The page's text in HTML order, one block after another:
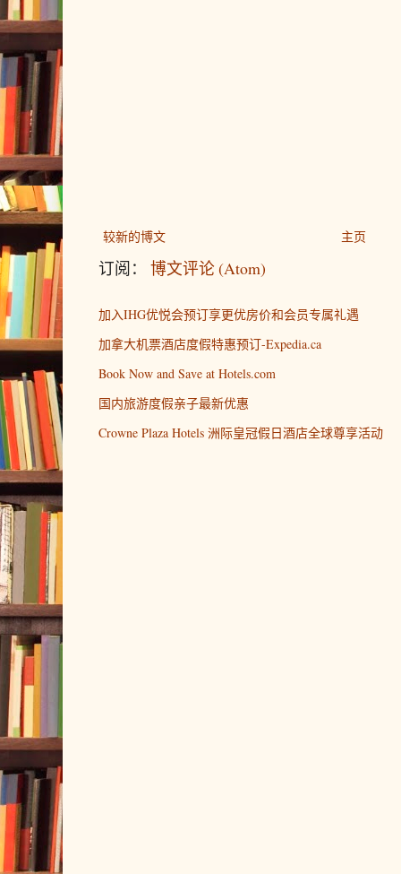
较新的博文 主页
订阅： 博文评论 (Atom)
加入IHG优悦会预订享更优房价和会员专属礼遇
加拿大机票酒店度假特惠预订-Expedia.ca
Book Now and Save at Hotels.com
国内旅游度假亲子最新优惠
Crowne Plaza Hotels 洲际皇冠假日酒店全球尊享活动